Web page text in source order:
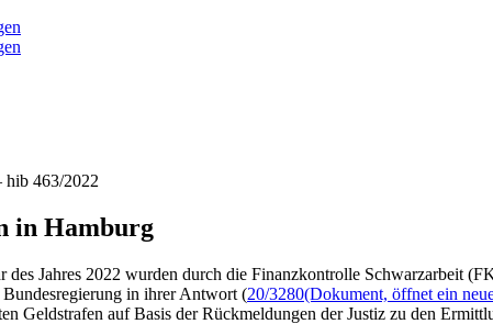
463/2022
in Hamburg
Jahres 2022 wurden durch die Finanzkontrolle Schwarzarbeit
in ihrer Antwort (20/3280(Dokument, öffnet ein
Geldstrafen auf Basis der Rückmeldungen der Justiz zu den